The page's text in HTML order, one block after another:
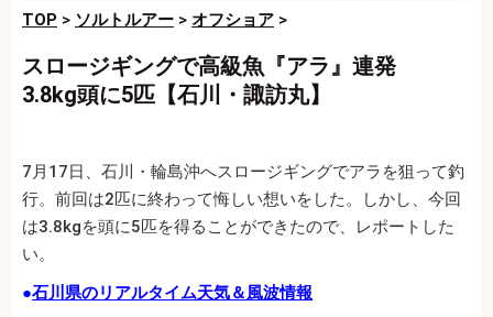
TOP > ソルトルアー > オフショア >
スロージギングで高級魚『アラ』連発
3.8kg頭に5匹【石川・諏訪丸】
7月17日、石川・輪島沖へスロージギングでアラを狙って釣
行。前回は2匹に終わって悔しい想いをした。しかし、今回
は3.8kgを頭に5匹を得ることができたので、レポートした
い。
●石川県のリアルタイム天気＆風波情報